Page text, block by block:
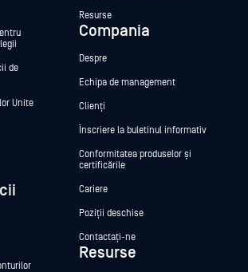
de
Unite
Resurse
Compania
Despre
Echipa de management
Clienți
Înscriere la buletinul informativ
Conformitatea produselor și
certificările
Cariere
Poziții deschise
Contactați-ne
Resurse